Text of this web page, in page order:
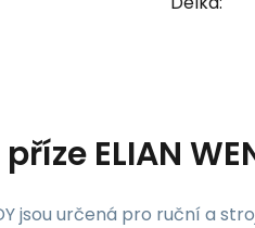
ELIAN
jsou určená pro ruční a